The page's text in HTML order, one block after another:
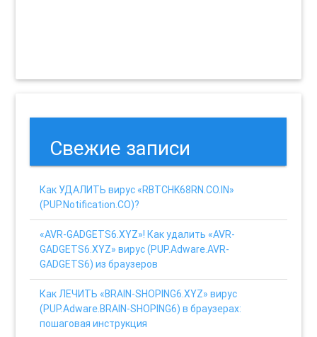
Свежие записи
Как УДАЛИТЬ вирус «RBTCHK68RN.CO.IN»
(PUP.Notification.CO)?
«AVR-GADGETS6.XYZ»! Как удалить «AVR-
GADGETS6.XYZ» вирус (PUP.Adware.AVR-
GADGETS6) из браузеров
Как ЛЕЧИТЬ «BRAIN-SHOPING6.XYZ» вирус
(PUP.Adware.BRAIN-SHOPING6) в браузерах:
пошаговая инструкция